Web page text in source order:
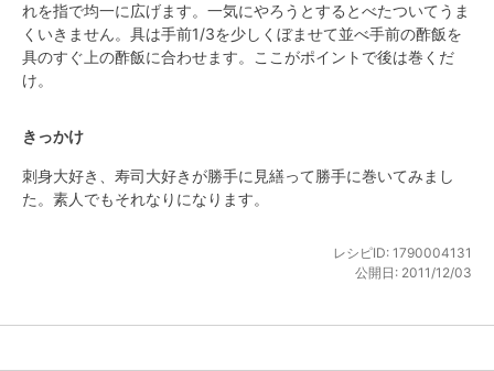
れを指で均一に広げます。一気にやろうとするとべたついてうま
くいきません。具は手前1/3を少しくぼませて並べ手前の酢飯を
具のすぐ上の酢飯に合わせます。ここがポイントで後は巻くだ
け。
きっかけ
刺身大好き、寿司大好きが勝手に見繕って勝手に巻いてみまし
た。素人でもそれなりになります。
レシピID: 1790004131
公開日: 2011/12/03